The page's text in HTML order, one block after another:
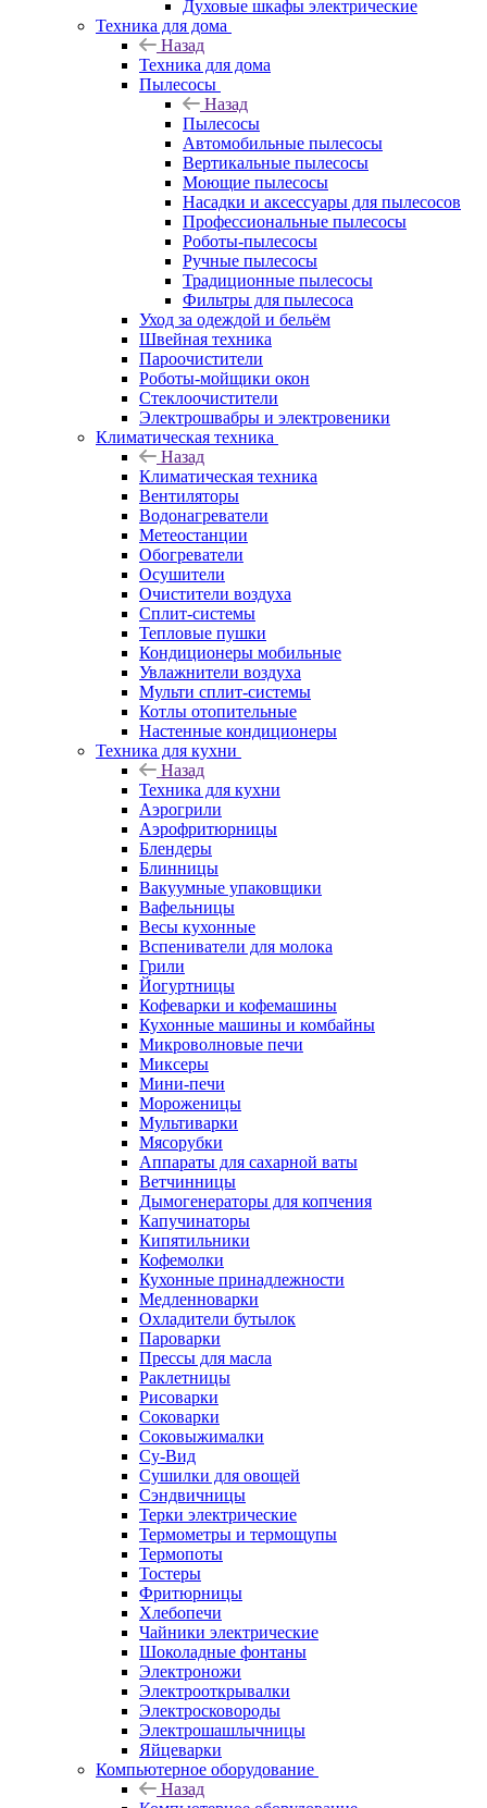
Духовые шкафы электрические
Техника для дома
Назад
Техника для дома
Пылесосы
Назад
Пылесосы
Автомобильные пылесосы
Вертикальные пылесосы
Моющие пылесосы
Насадки и аксессуары для пылесосов
Профессиональные пылесосы
Роботы-пылесосы
Ручные пылесосы
Традиционные пылесосы
Фильтры для пылесоса
Уход за одеждой и бельём
Швейная техника
Пароочистители
Роботы-мойщики окон
Стеклоочистители
Электрошвабры и электровеники
Климатическая техника
Назад
Климатическая техника
Вентиляторы
Водонагреватели
Метеостанции
Обогреватели
Осушители
Очистители воздуха
Сплит-системы
Тепловые пушки
Кондиционеры мобильные
Увлажнители воздуха
Мульти сплит-системы
Котлы отопительные
Настенные кондиционеры
Техника для кухни
Назад
Техника для кухни
Аэрогрили
Аэрофритюрницы
Блендеры
Блинницы
Вакуумные упаковщики
Вафельницы
Весы кухонные
Вспениватели для молока
Грили
Йогуртницы
Кофеварки и кофемашины
Кухонные машины и комбайны
Микроволновые печи
Миксеры
Мини-печи
Мороженицы
Мультиварки
Мясорубки
Аппараты для сахарной ваты
Ветчинницы
Дымогенераторы для копчения
Капучинаторы
Кипятильники
Кофемолки
Кухонные принадлежности
Медленноварки
Охладители бутылок
Пароварки
Прессы для масла
Раклетницы
Рисоварки
Соковарки
Соковыжималки
Су-Вид
Сушилки для овощей
Сэндвичницы
Терки электрические
Термометры и термощупы
Термопоты
Тостеры
Фритюрницы
Хлебопечи
Чайники электрические
Шоколадные фонтаны
Электроножи
Электрооткрывалки
Электросковороды
Электрошашлычницы
Яйцеварки
Компьютерное оборудование
Назад